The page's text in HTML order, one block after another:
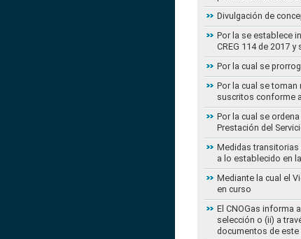
Divulgación de
Por la se establece
CREG 114 de 2017
Por la cual se
Por la cual se
suscritos conforme
Por la cual se
Prestación del
Medidas
a lo establecido en
Mediante la cual el
en curso
El CNOGas informa
selección o (ii) a
documentos de este